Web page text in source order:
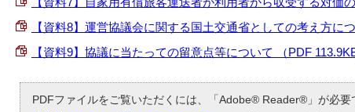
【資料8】運営協議会に関する国土交通省としての考え方に
【資料9】協議に当たっての留意点等について （PDF 113.9KB
PDFファイルをご覧いただくには、「Adobe® Reader®」が必要